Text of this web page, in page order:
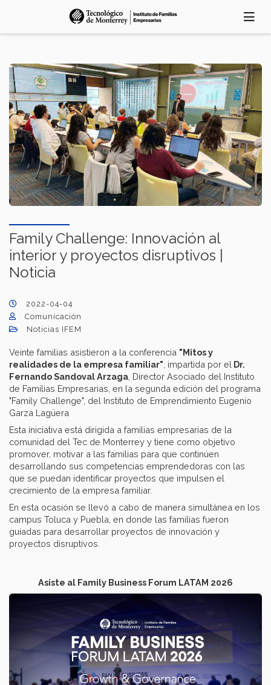
Family Challenge: Innovación al
interior y proyectos disruptivos |
Noticia
2022-04-04
Comunicación
Noticias IFEM
Veinte familias asistieron a la conferencia "Mitos y
realidades de la empresa familiar" , impartida por el Dr.
Fernando Sandoval Arzaga , Director Asociado del Instituto
de Familias Empresarias, en la segunda edición del programa
"Family Challenge", del Instituto de Emprendimiento Eugenio
Garza Lagüera
Esta iniciativa está dirigida a familias empresarias de la
comunidad del Tec de Monterrey y tiene como objetivo
promover, motivar a las familias para que continúen
desarrollando sus competencias emprendedoras con las
que se puedan identificar proyectos que impulsen el
crecimiento de la empresa familiar.
En esta ocasión se llevó a cabo de manera simultánea en los
campus Toluca y Puebla, en donde las familias fueron
guiadas para desarrollar proyectos de innovación y
proyectos disruptivos.
Asiste al Family Business Forum LATAM 2026